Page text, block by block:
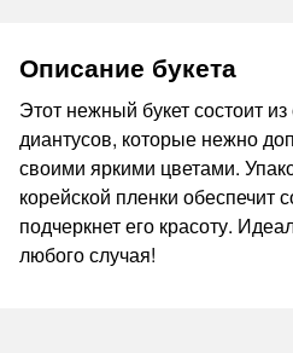
Описание букета
Этот нежный букет состоит
диантусов, которые нежно
своими яркими цветами.
корейской пленки обеспечит
подчеркнет его красоту.
любого случая!